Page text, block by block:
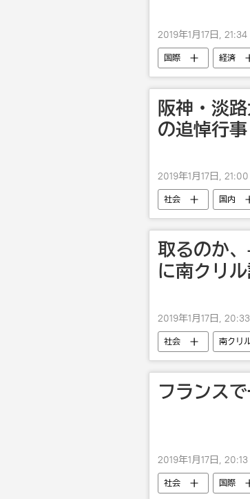
2019年1月17日, 21:34
国際 経済
経済協力
阪神・淡
の追悼行事
2019年1月17日, 21:00
社会 国内
取るのか
に南クリ
2019年1月17日, 20:33
社会 南クリ
ロシア
フランス
2019年1月17日, 20:13
社会 国際